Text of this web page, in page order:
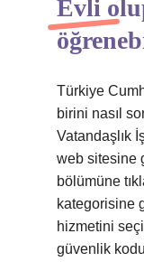
Evli
Türkiye
birini nasıl
Vatandaşlık
web sitesine
bölümüne
kategorisine
hizmetini
güvenlik